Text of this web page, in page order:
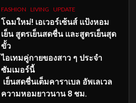
FASHION LIVING UPDATE
โฉมใหม่! เอเวอร์เซ้นส์ แป้งหอม
เย็น สูตรเย็นสดชื่น และสูตรเย็นสุด
ขั้ว
ไอเทมคู่กายของสาว ๆ ประจำ
ซัมเมอร์นี้
เย็นสดชื่นเต็มคาราเบล อัพเลเวล
ความหอมยาวนาน 8 ชม.